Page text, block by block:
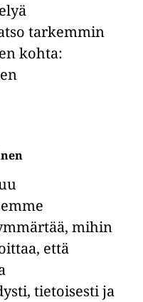
tarkemmin
kohta:
mihin
että
tietoisesti ja